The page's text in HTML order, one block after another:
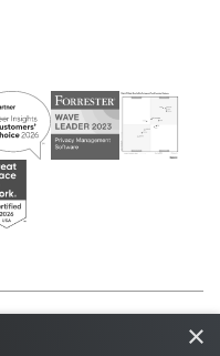
Informativa sulla privacy
×